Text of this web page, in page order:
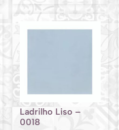
Ladrilho Liso –
0018